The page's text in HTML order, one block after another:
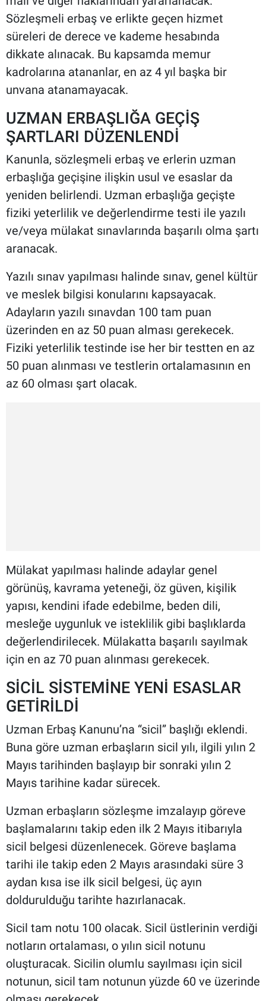
Sözleşmeli erbaş ve erlikte geçen hizmet
süreleri de derece ve kademe hesabında
dikkate alınacak. Bu kapsamda memur
kadrolarına atananlar, en az 4 yıl başka bir
unvana atanamayacak.
UZMAN ERBAŞLIĞA GEÇİŞ
ŞARTLARI DÜZENLENDİ
Kanunla, sözleşmeli erbaş ve erlerin uzman
erbaşlığa geçişine ilişkin usul ve esaslar da
yeniden belirlendi. Uzman erbaşlığa geçişte
fiziki yeterlilik ve değerlendirme testi ile yazılı
ve/veya mülakat sınavlarında başarılı olma şartı
aranacak.
Yazılı sınav yapılması halinde sınav, genel kültür
ve meslek bilgisi konularını kapsayacak.
Adayların yazılı sınavdan 100 tam puan
üzerinden en az 50 puan alması gerekecek.
Fiziki yeterlilik testinde ise her bir testten en az
50 puan alınması ve testlerin ortalamasının en
az 60 olması şart olacak.
Mülakat yapılması halinde adaylar genel
görünüş, kavrama yeteneği, öz güven, kişilik
yapısı, kendini ifade edebilme, beden dili,
mesleğe uygunluk ve isteklilik gibi başlıklarda
değerlendirilecek. Mülakatta başarılı sayılmak
için en az 70 puan alınması gerekecek.
SİCİL SİSTEMİNE YENİ ESASLAR
GETİRİLDİ
Uzman Erbaş Kanunu’na “sicil” başlığı eklendi.
Buna göre uzman erbaşların sicil yılı, ilgili yılın 2
Mayıs tarihinden başlayıp bir sonraki yılın 2
Mayıs tarihine kadar sürecek.
Uzman erbaşların sözleşme imzalayıp göreve
başlamalarını takip eden ilk 2 Mayıs itibarıyla
sicil belgesi düzenlenecek. Göreve başlama
tarihi ile takip eden 2 Mayıs arasındaki süre 3
aydan kısa ise ilk sicil belgesi, üç ayın
doldurulduğu tarihte hazırlanacak.
Sicil tam notu 100 olacak. Sicil üstlerinin verdiği
notların ortalaması, o yılın sicil notunu
oluşturacak. Sicilin olumlu sayılması için sicil
notunun, sicil tam notunun yüzde 60 ve üzerinde